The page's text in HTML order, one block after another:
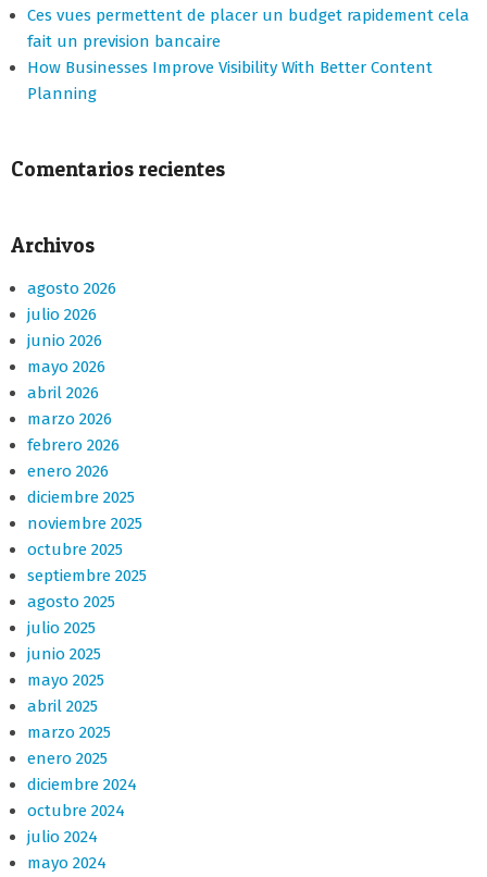
Ces vues permettent de placer un budget rapidement cela
fait un prevision bancaire
How Businesses Improve Visibility With Better Content
Planning
Comentarios recientes
Archivos
agosto 2026
julio 2026
junio 2026
mayo 2026
abril 2026
marzo 2026
febrero 2026
enero 2026
diciembre 2025
noviembre 2025
octubre 2025
septiembre 2025
agosto 2025
julio 2025
junio 2025
mayo 2025
abril 2025
marzo 2025
enero 2025
diciembre 2024
octubre 2024
julio 2024
mayo 2024